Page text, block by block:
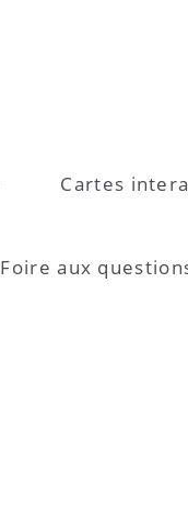
Cartes
Foire aux